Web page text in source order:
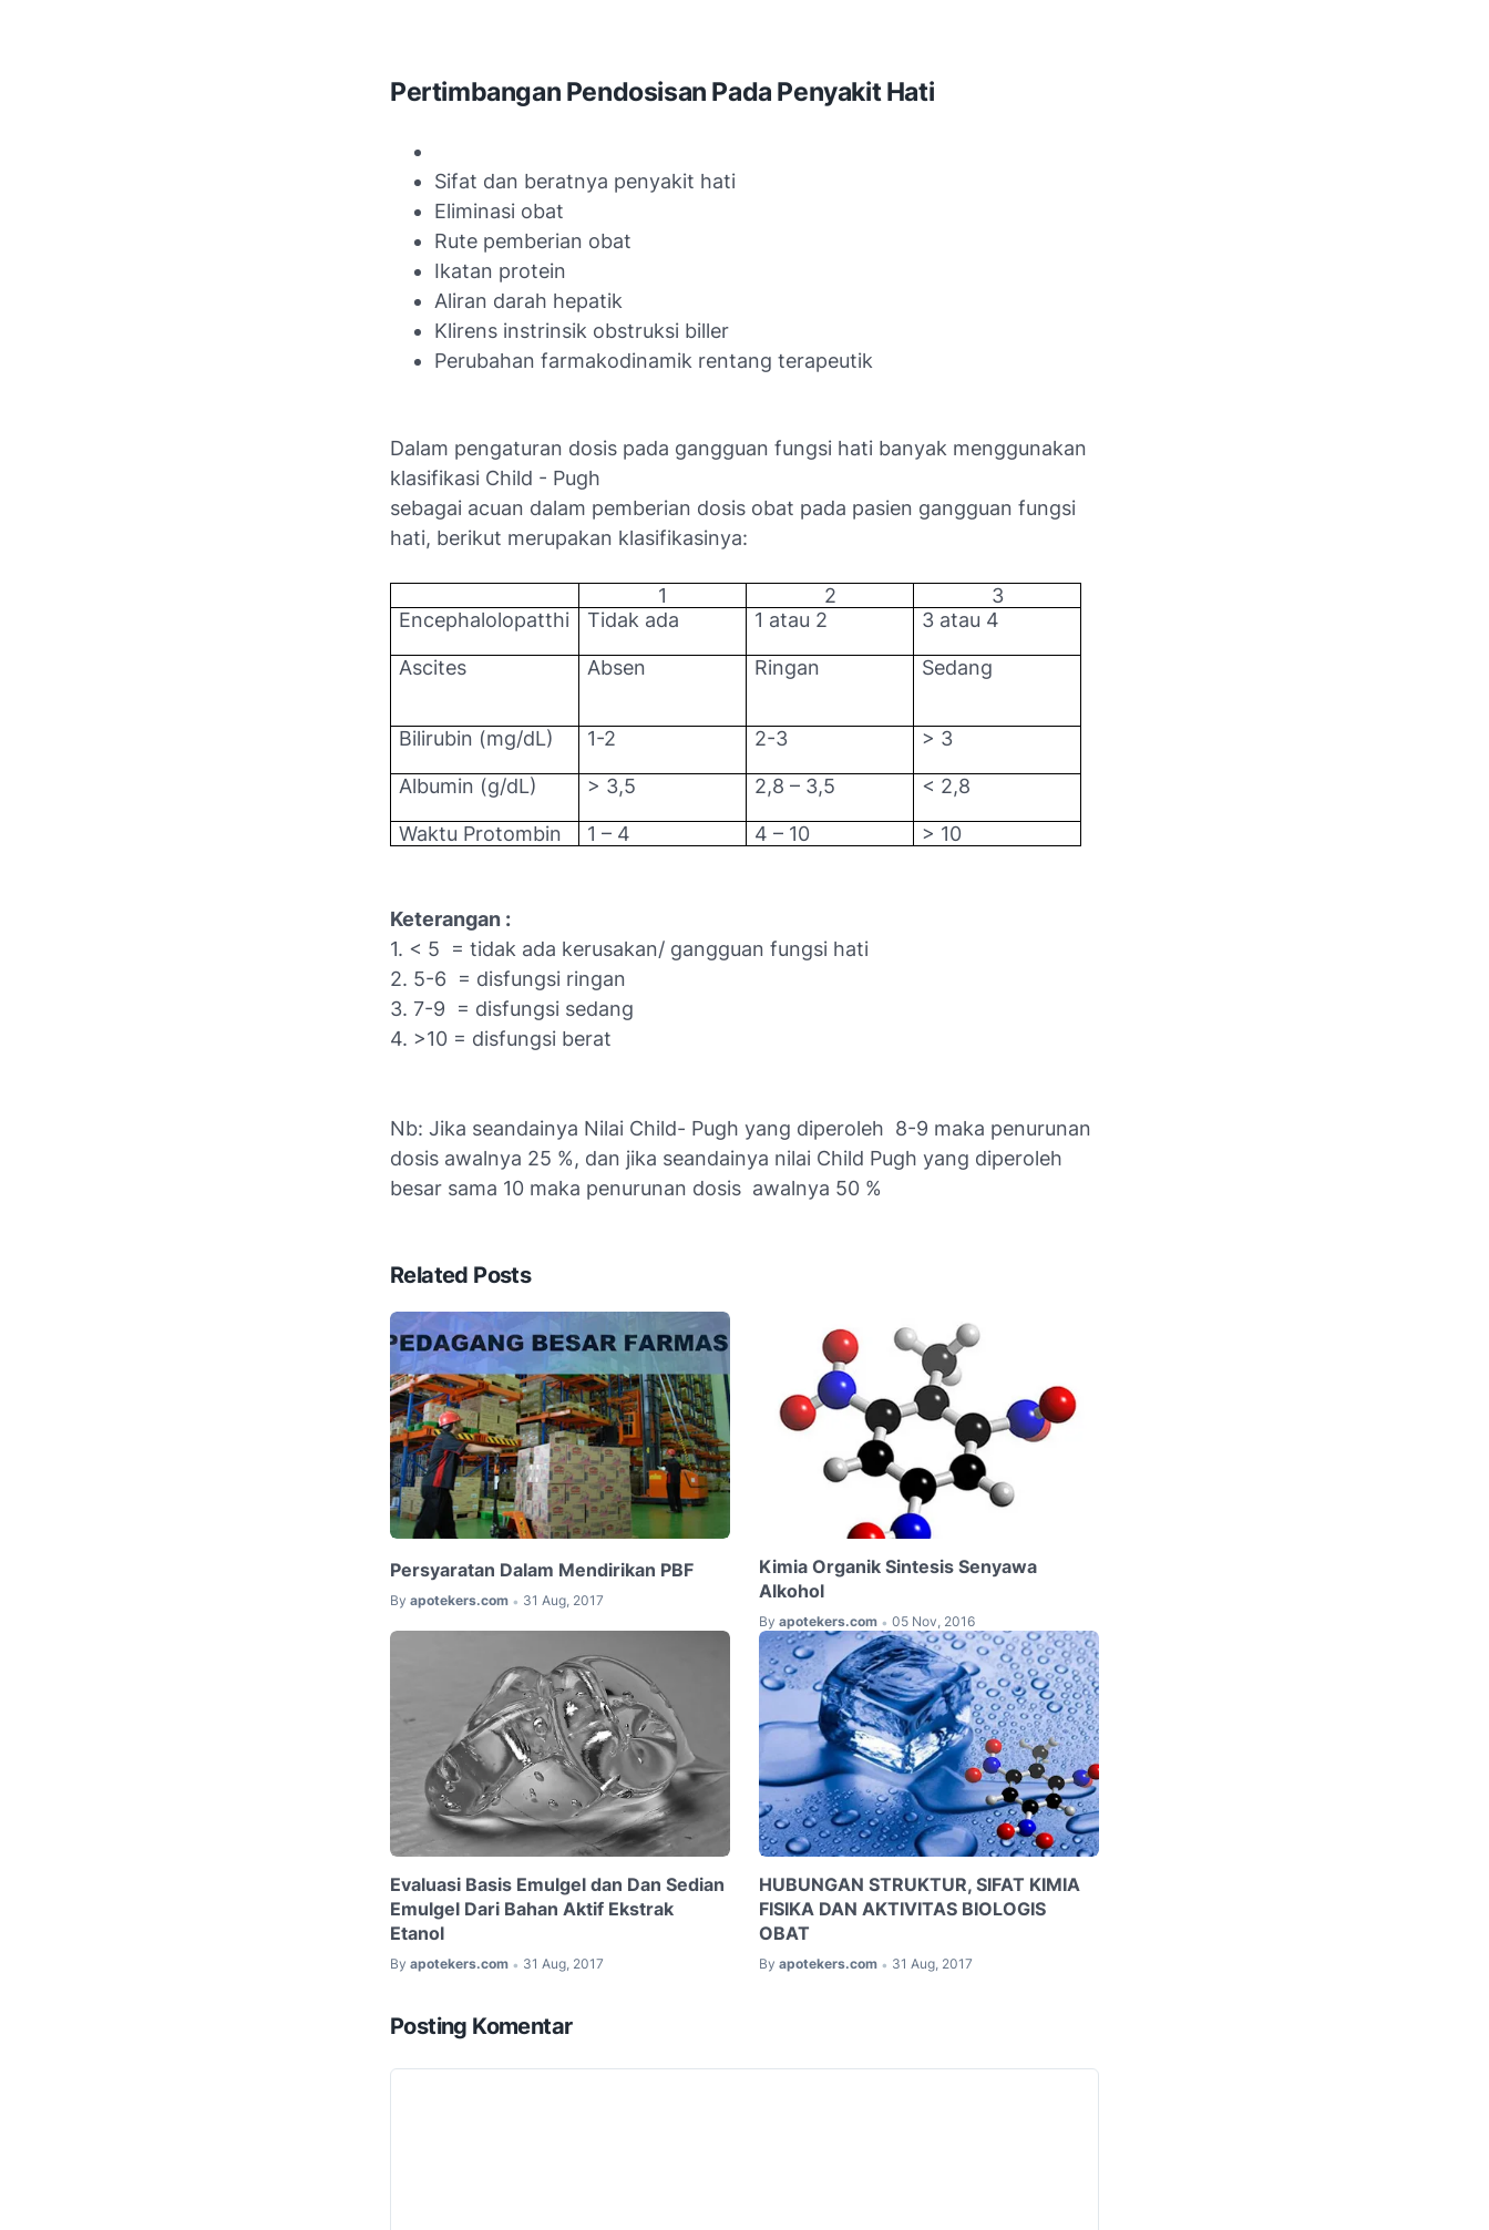
Pertimbangan Pendosisan Pada Penyakit Hati
Sifat dan beratnya penyakit hati
Eliminasi obat
Rute pemberian obat
Ikatan protein
Aliran darah hepatik
Klirens instrinsik obstruksi biller
Perubahan farmakodinamik rentang terapeutik
Dalam pengaturan dosis pada gangguan fungsi hati banyak menggunakan
klasifikasi Child - Pugh
sebagai acuan dalam pemberian dosis obat pada pasien gangguan fungsi
hati, berikut merupakan klasifikasinya:
1 2
3
Encephalolopatthi
Tidak ada 1 atau 2 3 atau 4
Ascites Absen Ringan Sedang
Bilirubin (mg/dL) 1-2 2-3 > 3
Albumin (g/dL) > 3,5 2,8 – 3,5 < 2,8
Waktu Protombin 1 – 4 4 – 10 > 10
Keterangan :
1. < 5 = tidak ada kerusakan/ gangguan fungsi hati
2. 5-6 = disfungsi ringan
3. 7-9 = disfungsi sedang
4. >10 = disfungsi berat
Nb: Jika seandainya Nilai Child- Pugh yang diperoleh 8-9 maka penurunan
dosis awalnya 25 %, dan jika seandainya nilai Child Pugh yang diperoleh
besar sama 10 maka penurunan dosis awalnya 50 %
Related Posts
Persyaratan Dalam Mendirikan PBF
By apotekers.com • 31 Aug, 2017
Kimia Organik Sintesis Senyawa
Alkohol
By apotekers.com • 05 Nov, 2016
Evaluasi Basis Emulgel dan Dan Sedian
Emulgel Dari Bahan Aktif Ekstrak
Etanol
By apotekers.com • 31 Aug, 2017
HUBUNGAN STRUKTUR, SIFAT KIMIA
FISIKA DAN AKTIVITAS BIOLOGIS
OBAT
By apotekers.com • 31 Aug, 2017
Posting Komentar